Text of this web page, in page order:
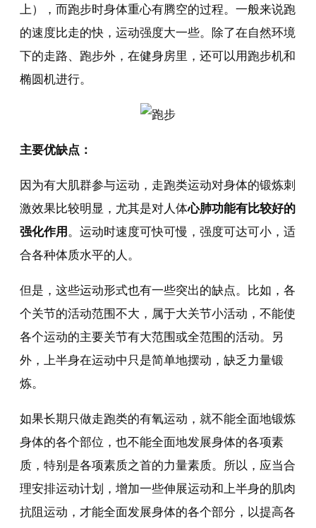
上），而跑步时身体重心有腾空的过程。一般来说跑
的速度比走的快，运动强度大一些。除了在自然环境
下的走路、跑步外，在健身房里，还可以用跑步机和
椭圆机进行。
主要优缺点：
因为有大肌群参与运动，走跑类运动对身体的锻炼刺
激效果比较明显，尤其是对人体心肺功能有比较好的
强化作用 。运动时速度可快可慢，强度可达可小，适
合各种体质水平的人。
但是，这些运动形式也有一些突出的缺点。比如，各
个关节的活动范围不大，属于大关节小活动，不能使
各个运动的主要关节有大范围或全范围的活动。另
外，上半身在运动中只是简单地摆动，缺乏力量锻
炼。
如果长期只做走跑类的有氧运动，就不能全面地锻炼
身体的各个部位，也不能全面地发展身体的各项素
质，特别是各项素质之首的力量素质。所以，应当合
理安排运动计划，增加一些伸展运动和上半身的肌肉
抗阻运动，才能全面发展身体的各个部分，以提高各